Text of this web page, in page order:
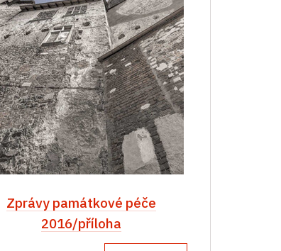
Zprávy památkové péče
2016/příloha